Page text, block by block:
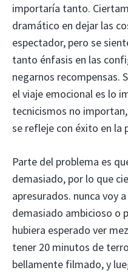
importaría tanto.
dramático en dejar las
espectador, pero se
tanto énfasis en las
negarnos recompensas.
el viaje emocional es lo
tecnicismos no
se refleje con éxito en la
Parte del problema es
demasiado, por lo que
apresurados. nunca voy
demasiado ambicioso o
hubiera esperado ver
tener 20 minutos de
bellamente filmado, y